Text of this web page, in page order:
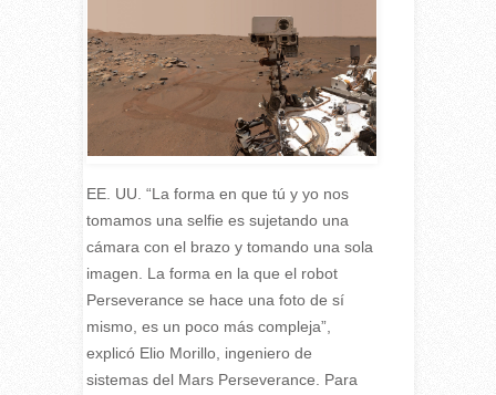
EE. UU. “La forma en que tú y yo nos
tomamos una selfie es sujetando una
cámara con el brazo y tomando una sola
imagen. La forma en la que el robot
Perseverance se hace una foto de sí
mismo, es un poco más compleja”,
explicó Elio Morillo, ingeniero de
sistemas del Mars Perseverance. Para